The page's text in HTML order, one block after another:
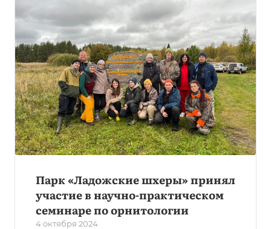
Парк «Ладожские шхеры» принял
участие в научно-практическом
семинаре по орнитологии
4 октября 2024